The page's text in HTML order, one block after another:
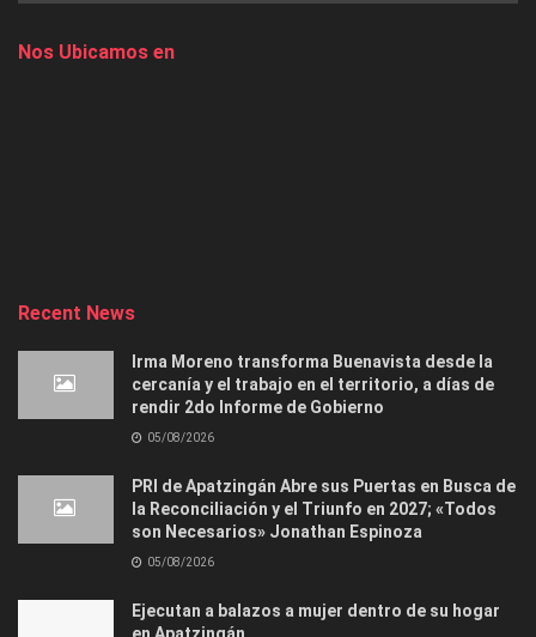
Nos Ubicamos en
Recent News
Irma Moreno transforma Buenavista desde la
cercanía y el trabajo en el territorio, a días de
rendir 2do Informe de Gobierno
05/08/2026
PRI de Apatzingán Abre sus Puertas en Busca de
la Reconciliación y el Triunfo en 2027; «Todos
son Necesarios» Jonathan Espinoza
05/08/2026
Ejecutan a balazos a mujer dentro de su hogar
en Apatzingán